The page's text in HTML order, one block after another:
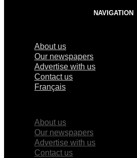
NAVIGATION
About us
Our newspapers
Advertise with us
Contact us
Français
About us
Our newspapers
Advertise with us
Contact us